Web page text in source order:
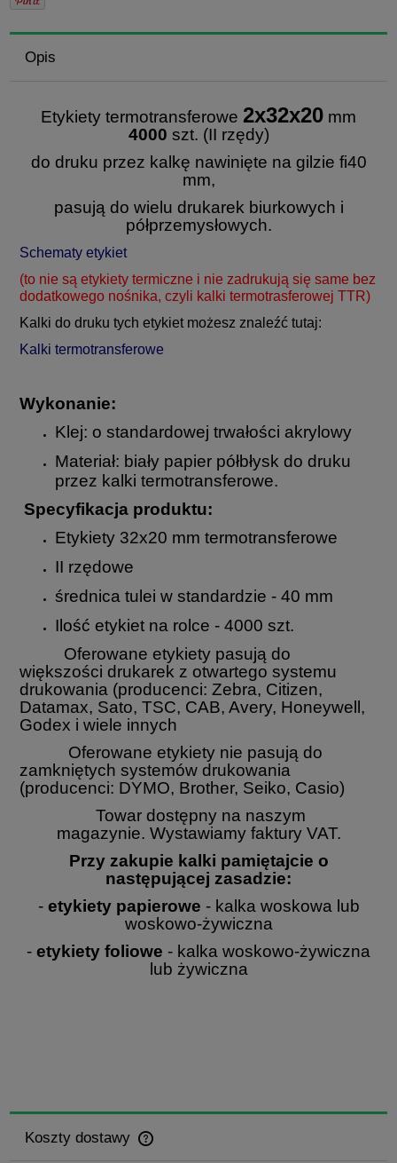
Opis
Etykiety termotransferowe 2x32x20 mm
4000 szt. (II rzędy)
do druku przez kalkę nawinięte na gilzie fi40
mm,
pasują do wielu drukarek biurkowych i
półprzemysłowych.
Schematy etykiet
(to nie są etykiety termiczne i nie zadrukują się same bez
dodatkowego nośnika, czyli kalki termotrasferowej TTR)
Kalki do druku tych etykiet możesz znaleźć tutaj:
Kalki termotransferowe
Wykonanie:
Klej: o standardowej trwałości akrylowy
Materiał: biały papier półbłysk do druku
przez kalki termotransferowe.
Specyfikacja produktu:
Etykiety 32x20 mm termotransferowe
II rzędowe
średnica tulei w standardzie - 40 mm
Ilość etykiet na rolce - 4000 szt.
Oferowane etykiety pasują do
większości drukarek z otwartego systemu
drukowania (producenci: Zebra, Citizen,
Datamax, Sato, TSC, CAB, Avery, Honeywell,
Godex i wiele innych
Oferowane etykiety nie pasują do
zamkniętych systemów drukowania
(producenci: DYMO, Brother, Seiko, Casio)
Towar dostępny na naszym
magazynie. Wystawiamy faktury VAT.
Przy zakupie kalki pamiętajcie o
następującej zasadzie:
- etykiety papierowe - kalka woskowa lub
woskowo-żywiczna
- etykiety foliowe - kalka woskowo-żywiczna
lub żywiczna
Koszty dostawy
Cena nie zawiera ewentualnych kosztów płatności